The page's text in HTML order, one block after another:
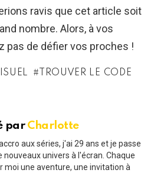
ravis que cet article soit
nombre. Alors, à vos
pas de défier vos proches !
TROUVER LE CODE
par Charlotte
aux séries, j'ai 29 ans et je passe
univers à l'écran. Chaque
moi une aventure, une invitation à